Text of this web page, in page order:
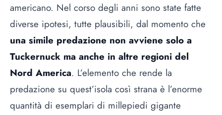
americano. Nel corso degli anni sono state fatte
diverse ipotesi, tutte plausibili, dal momento che
una simile predazione non avviene solo a
Tuckernuck ma anche in altre regioni del
Nord America. L’elemento che rende la
predazione su quest’isola così strana è l’enorme
quantità di esemplari di millepiedi gigante